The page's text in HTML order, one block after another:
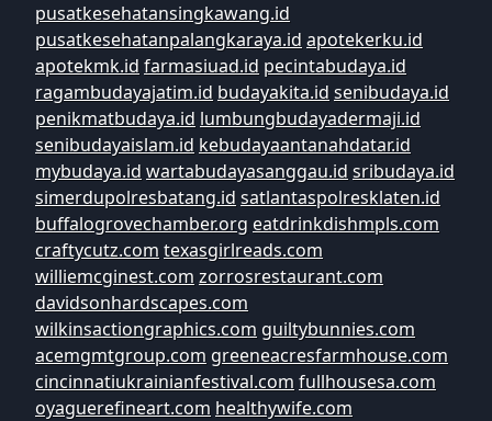
pusatkesehatansingkawang.id
pusatkesehatanpalangkaraya.id apotekerku.id
apotekmk.id farmasiuad.id pecintabudaya.id
ragambudayajatim.id budayakita.id senibudaya.id
penikmatbudaya.id lumbungbudayadermaji.id
senibudayaislam.id kebudayaantanahdatar.id
mybudaya.id wartabudayasanggau.id sribudaya.id
simerdupolresbatang.id satlantaspolresklaten.id
buffalogrovechamber.org eatdrinkdishmpls.com
craftycutz.com texasgirlreads.com
williemcginest.com zorrosrestaurant.com
davidsonhardscapes.com
wilkinsactiongraphics.com guiltybunnies.com
acemgmtgroup.com greeneacresfarmhouse.com
cincinnatiukrainianfestival.com fullhousesa.com
oyaguerefineart.com healthywife.com